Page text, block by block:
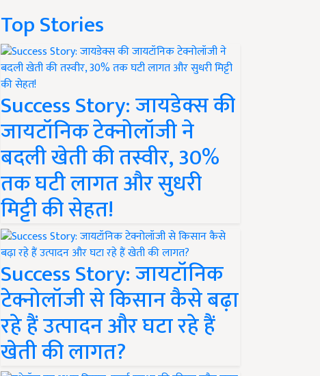
Top Stories
Success Story: जायडेक्स की
जायटॉनिक टेक्नोलॉजी ने
बदली खेती की तस्वीर, 30%
तक घटी लागत और सुधरी
मिट्टी की सेहत!
Success Story: जायटॉनिक
टेक्नोलॉजी से किसान कैसे बढ़ा
रहे हैं उत्पादन और घटा रहे हैं
खेती की लागत?